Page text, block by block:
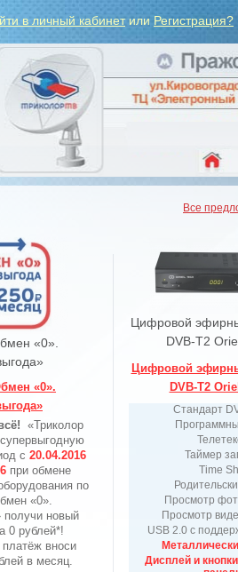
в личный кабинетили Регистрация?
Все
«0».
«0».
«Триколор
с 20.04.2016
при обмене
по
«0».
получи новый
0 рублей*!
вноси
в месяц.
Цифровой
DVB-T2
Цифровой
DVB-T2
Стандарт
Таймер
Time
Просмотр
Просмотр
USB 2.0 с
Дисплей и